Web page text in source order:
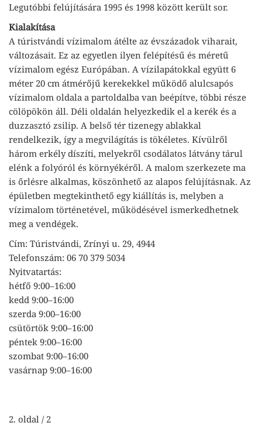
Legutóbbi felújítására 1995 és 1998 között került sor.
Kialakítása
A túristvándi vízimalom átélte az évszázadok viharait,
változásait. Ez az egyetlen ilyen felépítésű és méretű
vízimalom egész Európában. A vízilapátokkal együtt 6
méter 20 cm átmérőjű kerekekkel működő alulcsapós
vízimalom oldala a partoldalba van beépítve, többi része
cölöpökön áll. Déli oldalán helyezkedik el a kerék és a
duzzasztó zsilip. A belső tér tizenegy ablakkal
rendelkezik, így a megvilágítás is tökéletes. Kívülről
három erkély díszíti, melyekről csodálatos látvány tárul
elénk a folyóról és környékéről. A malom szerkezete ma
is őrlésre alkalmas, köszönhető az alapos felújításnak. Az
épületben megtekinthető egy kiállítás is, melyben a
vízimalom történetével, működésével ismerkedhetnek
meg a vendégek.
Cím: Túristvándi, Zrínyi u. 29, 4944
Telefonszám: 06 70 379 5034
Nyitvatartás:
hétfő 9:00–16:00
kedd 9:00–16:00
szerda 9:00–16:00
csütörtök 9:00–16:00
péntek 9:00–16:00
szombat 9:00–16:00
vasárnap 9:00–16:00
2. oldal / 2